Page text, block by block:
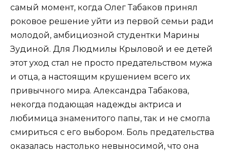
самый момент, когда Олег Табаков принял
роковое решение уйти из первой семьи ради
молодой, амбициозной студентки Марины
Зудиной. Для Людмилы Крыловой и ее детей
этот уход стал не просто предательством мужа
и отца, а настоящим крушением всего их
привычного мира. Александра Табакова,
некогда подающая надежды актриса и
любимица знаменитого папы, так и не смогла
смириться с его выбором. Боль предательства
оказалась настолько невыносимой, что она